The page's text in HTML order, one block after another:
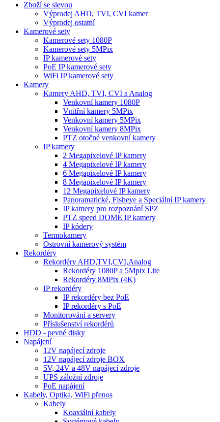
Zboží se slevou
Výprodej AHD, TVI, CVI kamer
Výprodej ostatní
Kamerové sety
Kamerové sety 1080P
Kamerové sety 5MPix
IP kamerové sety
PoE IP kamerové sety
WiFi IP kamerové sety
Kamery
Kamery AHD, TVI, CVI a Analog
Venkovní kamery 1080P
Vnitřní kamery 5MPix
Venkovní kamery 5MPix
Venkovní kamery 8MPix
PTZ otočné venkovní kamery
IP kamery
2 Megapixelové IP kamery
4 Megapixelové IP kamery
6 Megapixelové IP kamery
8 Megapixelové IP kamery
12 Megapixelové IP kamery
Panoramatické, Fisheye a Speciální IP kamery
IP kamery pro rozpoznání SPZ
PTZ speed DOME IP kamery
IP kódery
Termokamery
Ostrovní kamerový systém
Rekordéry
Rekordéry AHD,TVI,CVI,Analog
Rekordéry 1080P a 5Mpix Lite
Rekordéry 8MPix (4K)
IP rekordéry
IP rekordéry bez PoE
IP rekordéry s PoE
Monitorování a servery
Příslušenství rekordérů
HDD - pevné disky
Napájení
12V napájecí zdroje
12V napájecí zdroje BOX
5V, 24V a 48V napájecí zdroje
UPS záložní zdroje
PoE napájení
Kabely, Optika, WiFi přenos
Kabely
Koaxiální kabely